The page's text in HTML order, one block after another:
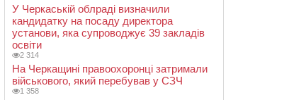
У Черкаській облраді визначили
кандидатку на посаду директора
установи, яка супроводжує 39 закладів
освіти
2 314
На Черкащині правоохоронці затримали
військового, який перебував у СЗЧ
1 358